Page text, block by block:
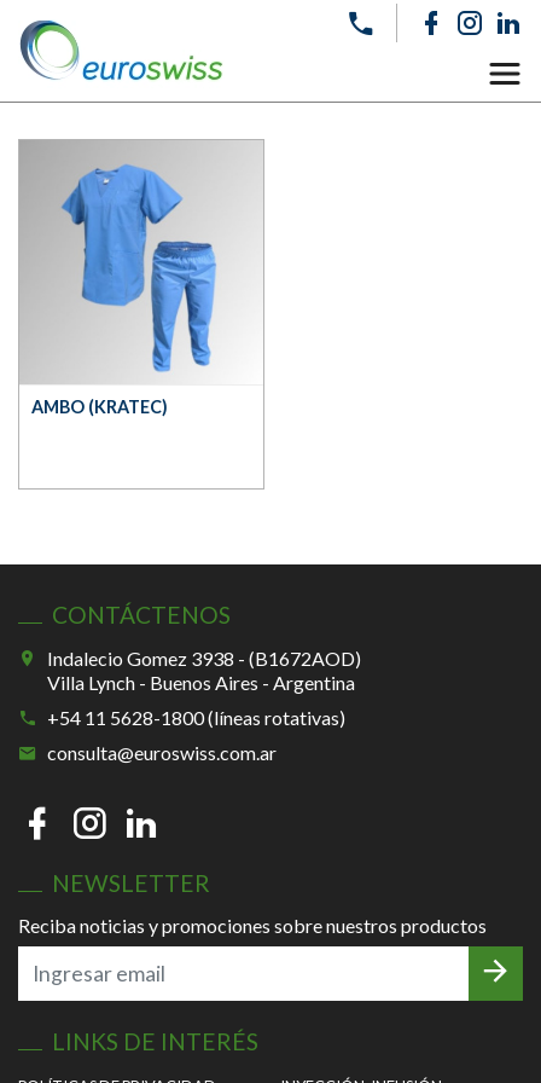
AMBO (KRATEC)
CONTÁCTENOS
Indalecio Gomez 3938 - (B1672AOD)
Villa Lynch - Buenos Aires - Argentina
+54 11 5628-1800 (líneas rotativas)
consulta@euroswiss.com.ar
NEWSLETTER
Reciba noticias y promociones sobre nuestros productos
LINKS DE INTERÉS